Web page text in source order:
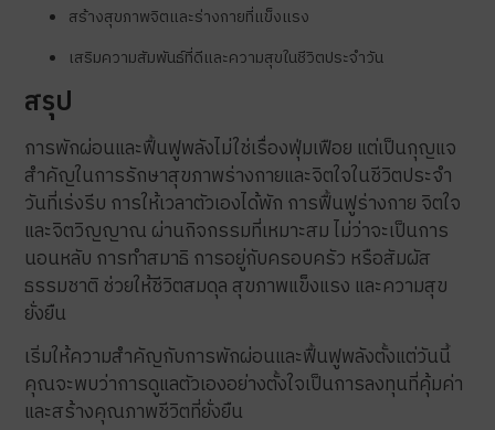
สร้างสุขภาพจิตและร่างกายที่แข็งแรง
เสริมความสัมพันธ์ที่ดีและความสุขในชีวิตประจำวัน
สรุป
การพักผ่อนและฟื้นฟูพลังไม่ใช่เรื่องฟุ่มเฟือย แต่เป็นกุญแจ
สำคัญในการรักษาสุขภาพร่างกายและจิตใจในชีวิตประจำ
วันที่เร่งรีบ การให้เวลาตัวเองได้พัก การฟื้นฟูร่างกาย จิตใจ
และจิตวิญญาณ ผ่านกิจกรรมที่เหมาะสม ไม่ว่าจะเป็นการ
นอนหลับ การทำสมาธิ การอยู่กับครอบครัว หรือสัมผัส
ธรรมชาติ ช่วยให้ชีวิตสมดุล สุขภาพแข็งแรง และความสุข
ยั่งยืน
เริ่มให้ความสำคัญกับการพักผ่อนและฟื้นฟูพลังตั้งแต่วันนี้
คุณจะพบว่าการดูแลตัวเองอย่างตั้งใจเป็นการลงทุนที่คุ้มค่า
และสร้างคุณภาพชีวิตที่ยั่งยืน